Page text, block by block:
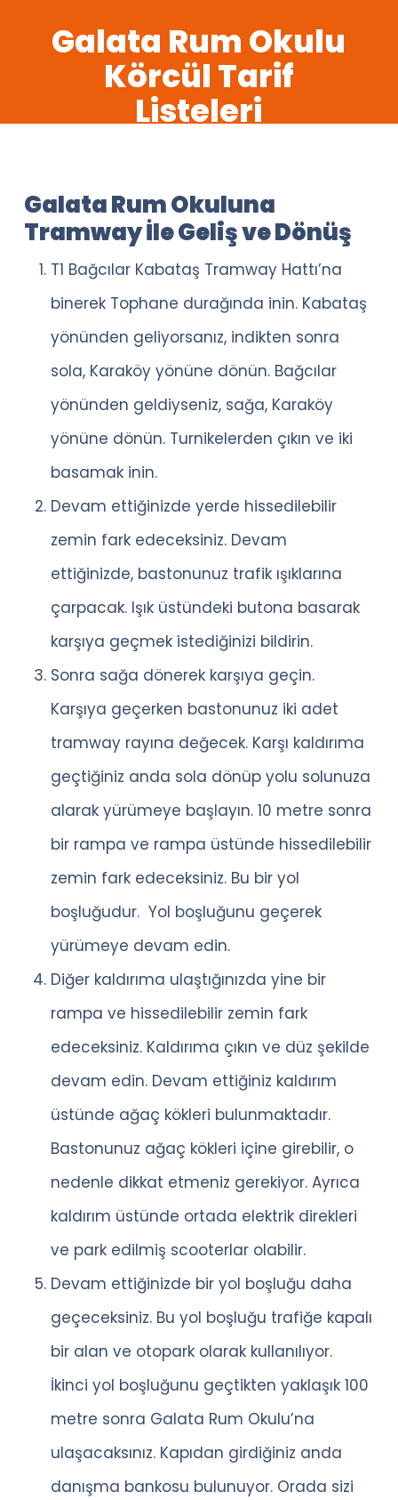
Galata Rum Okulu
Körcül Tarif
Listeleri
Galata Rum Okuluna
Tramway İle Geliş ve Dönüş
T1 Bağcılar Kabataş Tramway Hattı’na
binerek Tophane durağında inin. Kabataş
yönünden geliyorsanız, indikten sonra
sola, Karaköy yönüne dönün. Bağcılar
yönünden geldiyseniz, sağa, Karaköy
yönüne dönün. Turnikelerden çıkın ve iki
basamak inin.
Devam ettiğinizde yerde hissedilebilir
zemin fark edeceksiniz. Devam
ettiğinizde, bastonunuz trafik ışıklarına
çarpacak. Işık üstündeki butona basarak
karşıya geçmek istediğinizi bildirin.
Sonra sağa dönerek karşıya geçin.
Karşıya geçerken bastonunuz iki adet
tramway rayına değecek. Karşı kaldırıma
geçtiğiniz anda sola dönüp yolu solunuza
alarak yürümeye başlayın. 10 metre sonra
bir rampa ve rampa üstünde hissedilebilir
zemin fark edeceksiniz. Bu bir yol
boşluğudur. Yol boşluğunu geçerek
yürümeye devam edin.
Diğer kaldırıma ulaştığınızda yine bir
rampa ve hissedilebilir zemin fark
edeceksiniz. Kaldırıma çıkın ve düz şekilde
devam edin. Devam ettiğiniz kaldırım
üstünde ağaç kökleri bulunmaktadır.
Bastonunuz ağaç kökleri içine girebilir, o
nedenle dikkat etmeniz gerekiyor. Ayrıca
kaldırım üstünde ortada elektrik direkleri
ve park edilmiş scooterlar olabilir.
Devam ettiğinizde bir yol boşluğu daha
geçeceksiniz. Bu yol boşluğu trafiğe kapalı
bir alan ve otopark olarak kullanılıyor.
İkinci yol boşluğunu geçtikten yaklaşık 100
metre sonra Galata Rum Okulu’na
ulaşacaksınız. Kapıdan girdiğiniz anda
danışma bankosu bulunuyor. Orada sizi